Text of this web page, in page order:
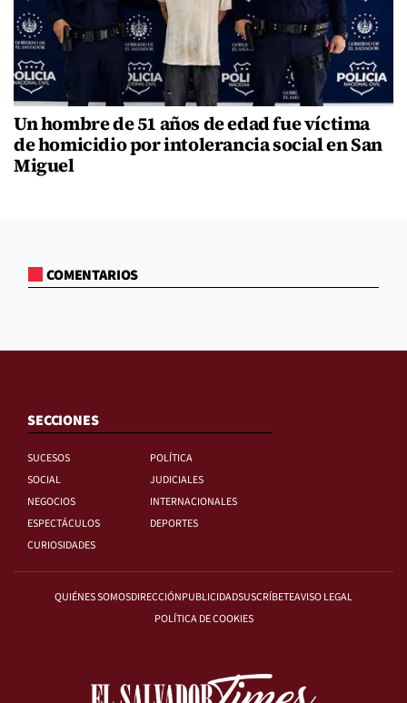
Un hombre de 51 años de edad fue víctima
de homicidio por intolerancia social en San
Miguel
COMENTARIOS
SECCIONES
SUCESOS
POLÍTICA
SOCIAL
JUDICIALES
NEGOCIOS
INTERNACIONALES
ESPECTÁCULOS
DEPORTES
CURIOSIDADES
QUIÉNES SOMOSDIRECCIÓNPUBLICIDADSUSCRÍBETEAVISO LEGAL
POLÍTICA DE COOKIES